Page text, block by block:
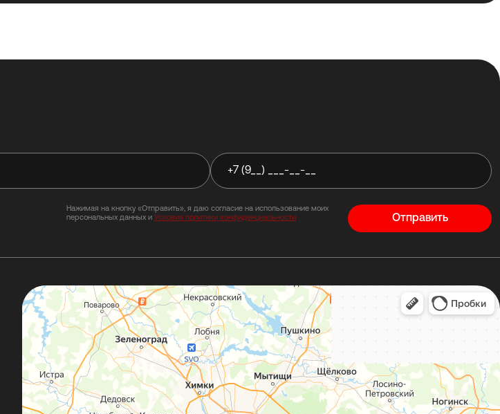
Нажимая на кнопку «Отправить», я даю согласие на использование моих
персональных данных и Условия политики конфиденциальности Отправить